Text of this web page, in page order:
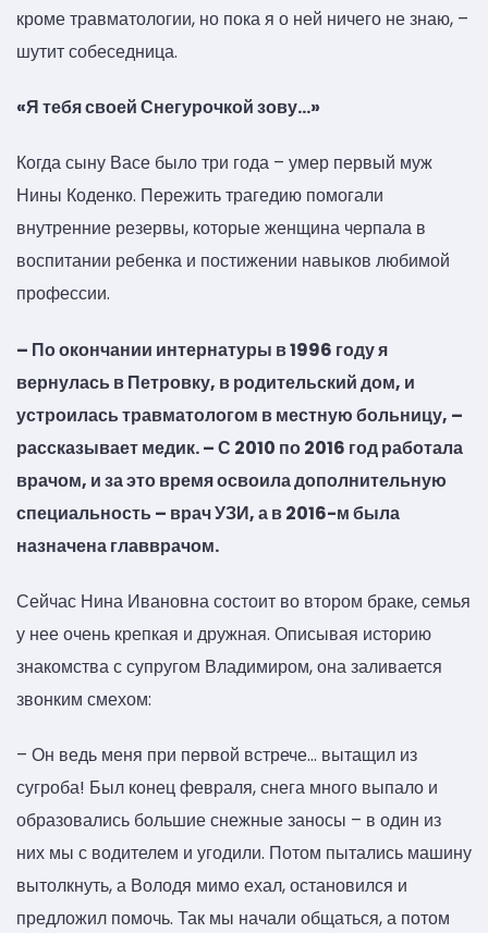
кроме травматологии, но пока я о ней ничего не знаю, –
шутит собеседница.
«Я тебя своей Снегурочкой зову…»
Когда сыну Васе было три года – умер первый муж
Нины Коденко. Пережить трагедию помогали
внутренние резервы, которые женщина черпала в
воспитании ребенка и постижении навыков любимой
профессии.
– По окончании интернатуры в 1996 году я
вернулась в Петровку, в родительский дом, и
устроилась травматологом в местную больницу, –
рассказывает медик. – С 2010 по 2016 год работала
врачом, и за это время освоила дополнительную
специальность – врач УЗИ, а в 2016-м была
назначена главврачом.
Сейчас Нина Ивановна состоит во втором браке, семья
у нее очень крепкая и дружная. Описывая историю
знакомства с супругом Владимиром, она заливается
звонким смехом:
– Он ведь меня при первой встрече… вытащил из
сугроба! Был конец февраля, снега много выпало и
образовались большие снежные заносы – в один из
них мы с водителем и угодили. Потом пытались машину
вытолкнуть, а Володя мимо ехал, остановился и
предложил помочь. Так мы начали общаться, а потом